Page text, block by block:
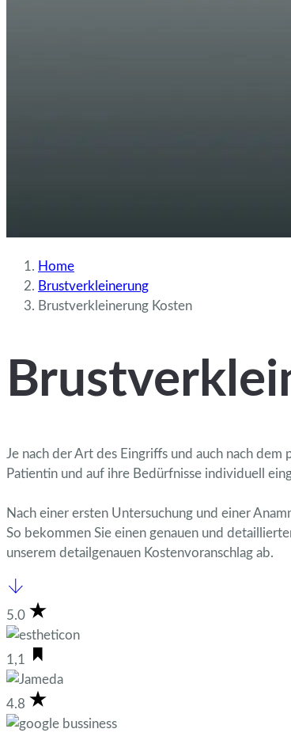
Home
Brustverkleinerung
Brustverkleinerung Kosten
Je nach der Art des Eingriffs und auch nach
Patientin und auf ihre Bedürfnisse individuell
Nach einer ersten Untersuchung und einer
So bekommen Sie einen genauen und
unserem detailgenauen Kostenvoranschlag ab.
5.0
1,1
4.8